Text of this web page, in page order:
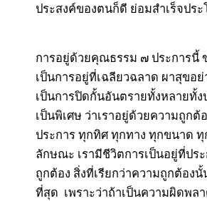
ประสงค์ของตนก็ดี ย่อมสำเร็จปร
การอยู่ด้วยคุณธรรม ๗ ประการนี้
เป็นการอยู่ที่เฉลียวฉลาด ผาสุขอย่
เป็นการปิดกั้นอันตรายทั้งหลายทั้ง
เป็นพิเศษ ว่าเราอยู่ด้วยความถูกต้
ประการ ทุกทิศ ทุกทาง ทุกขนาด
ลักษณะ เรามีชีวิตการเป็นอยู่ที่ปร
ถูกต้อง สิ่งที่เรียกว่าความถูกต้อง
ที่สุด เพราะว่าถ้าเป็นความผิดพล